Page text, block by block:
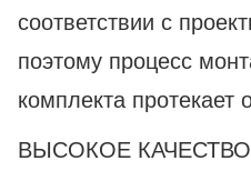
соответствии с
поэтому процесс
комплекта протекает
ВЫСОКОЕ